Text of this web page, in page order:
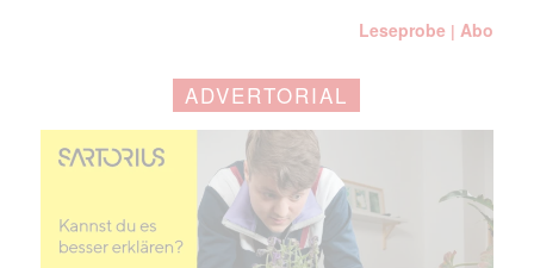
Leseprobe |Abo
ADVERTORIAL